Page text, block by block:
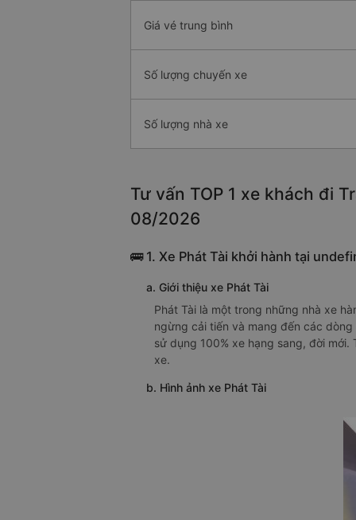
Giá vé trung bình
Số lượng chuyến xe
Số lượng nhà xe
Tư vấn TOP 1 xe khách đi
08/2026
🚌 1. Xe Phát Tài khởi hành tại
a. Giới thiệu xe Phát Tài
Phát Tài là một trong những nhà xe
ngừng cải tiến và mang đến các
sử dụng 100% xe hạng sang, đời
xe.
b. Hình ảnh xe Phát Tài